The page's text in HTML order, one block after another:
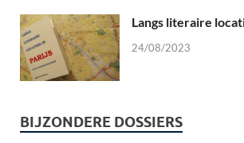
Langs literaire
24/08/2023
BIJZONDERE DOSSIERS